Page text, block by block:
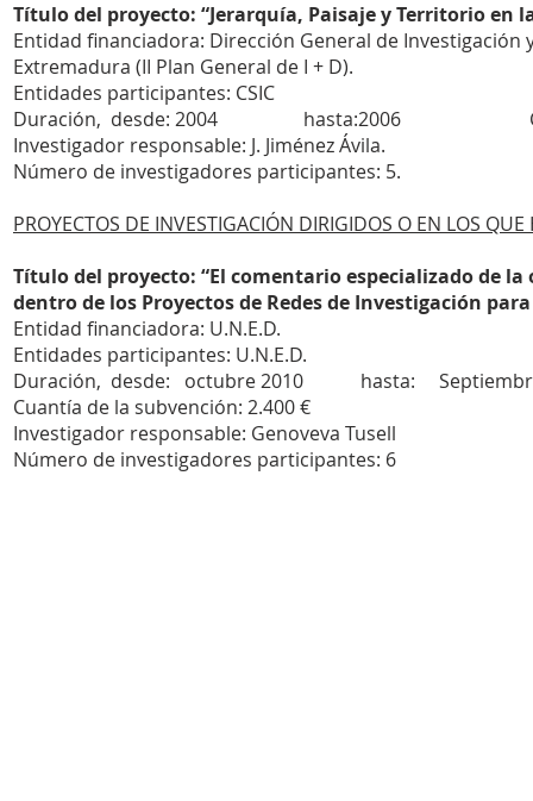
Título del proyecto: “Jerarquía, Paisaje y Territorio en
Entidad financiadora: Dirección General de Investigación
Extremadura (II Plan General de I + D).
Entidades participantes: CSIC
Duración, desde: 2004 hasta:2006
Investigador responsable: J. Jiménez Ávila.
Número de investigadores participantes: 5.
PROYECTOS DE INVESTIGACIÓN DIRIGIDOS O EN LOS
Título del proyecto: “El comentario especializado de la
dentro de los Proyectos de Redes de Investigación
Entidad financiadora: U.N.E.D.
Entidades participantes: U.N.E.D.
Duración, desde: octubre 2010 hasta:
Cuantía de la subvención: 2.400 €
Investigador responsable: Genoveva Tusell
Número de investigadores participantes: 6